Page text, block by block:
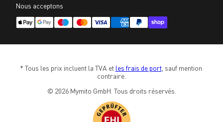
Nous acceptons
* Tous les prix incluent la TVA et les frais de port, sauf mention
contraire.
© 2026 Mymito GmbH. Tous droits réservés.